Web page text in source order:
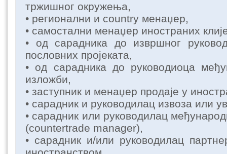
тржишног окружења,
• регионални и country менаџер,
• самостални менаџер иностраних
• од сарадника до извршног
пословних пројеката,
• од сарадника до руководиоца
изложби,
• заступник и менаџер продаје у
• сарадник и руководилац извоза или
• сарадник или руководилац
(countertrade manager),
• сарадник и/или руководилац